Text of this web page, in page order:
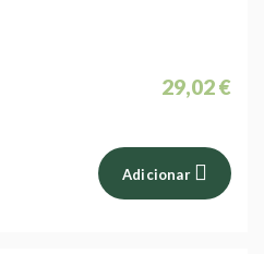
29,02 €
Adicionar